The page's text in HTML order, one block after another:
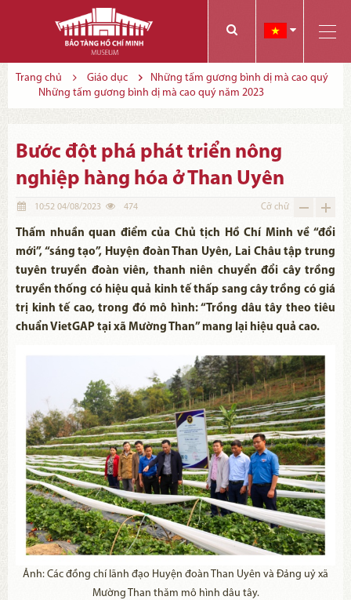
Trang chủ Giáo dục
Những tấm gương bình dị mà cao quý
Những tấm gương bình dị mà cao quý năm 2023
Bước đột phá phát triển nông
nghiệp hàng hóa ở Than Uyên
10:52 04/08/2023 474 Cỡ chữ
Thấm nhuần quan điểm của Chủ tịch Hồ Chí Minh về “đổi
mới”, “sáng tạo”, Huyện đoàn Than Uyên, Lai Châu tập trung
tuyên truyền đoàn viên, thanh niên chuyển đổi cây trồng
truyền thống có hiệu quả kinh tế thấp sang cây trồng có giá
trị kinh tế cao, trong đó mô hình: “Trồng dâu tây theo tiêu
chuẩn VietGAP tại xã Mường Than” mang lại hiệu quả cao.
Ảnh: Các đồng chí lãnh đạo Huyện đoàn Than Uyên và Đảng uỷ xã
Mường Than thăm mô hình dâu tây.